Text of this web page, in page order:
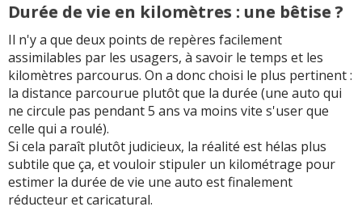
Durée de vie en kilomètres : une bêtise ?
Il n'y a que deux points de repères facilement
assimilables par les usagers, à savoir le temps et les
kilomètres parcourus. On a donc choisi le plus pertinent :
la distance parcourue plutôt que la durée (une auto qui
ne circule pas pendant 5 ans va moins vite s'user que
celle qui a roulé).
Si cela paraît plutôt judicieux, la réalité est hélas plus
subtile que ça, et vouloir stipuler un kilométrage pour
estimer la durée de vie une auto est finalement
réducteur et caricatural.